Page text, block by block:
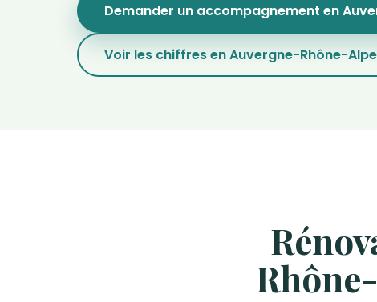
Demander un accompagnement en
Voir les chiffres en Auvergne-Rhône-